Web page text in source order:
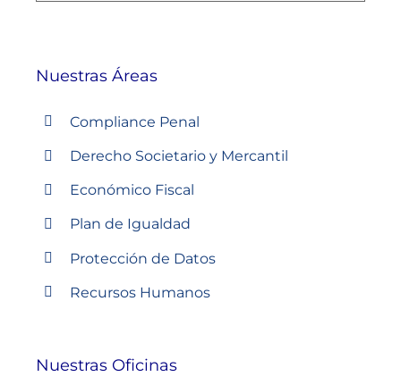
Nuestras Áreas
Compliance Penal
Derecho Societario y Mercantil
Económico Fiscal
Plan de Igualdad
Protección de Datos
Recursos Humanos
Nuestras Oficinas